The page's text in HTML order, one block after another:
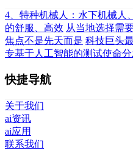
4、特种机械人：水下机械人
的舒服、高效 从当地选择需
焦点不是先天而是 科技巨头
专基于人工智能的测试使命
快捷导航
关于我们
ai资讯
ai应用
联系我们